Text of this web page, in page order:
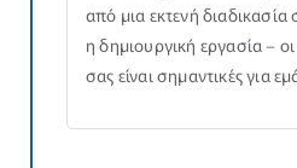
από μια εκτενή διαδικασία
η δημιουργική εργασία –
σας είναι σημαντικές για